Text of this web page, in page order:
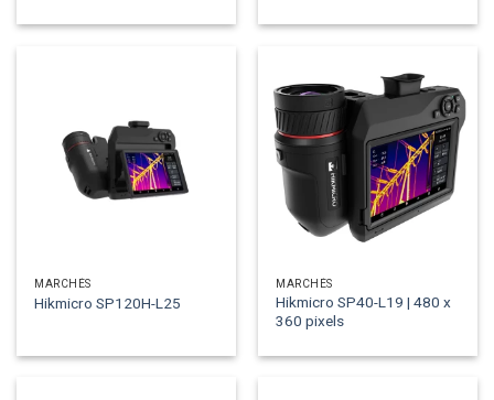
MARCHÉS
Hikmicro SP120H-L25
MARCHÉS
Hikmicro SP40-L19 | 480 x
360 pixels